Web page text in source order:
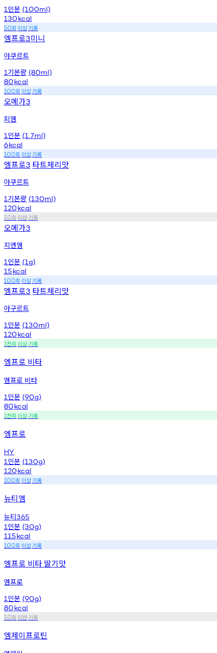
1 인분 (100ml)
130kcal
50회 이상기록
엠프로3미니
야쿠르트
1 기본량 (80ml)
80kcal
100회 이상기록
오메가3
피엠
1 인분 (1.7ml)
6kcal
100회 이상기록
엠프로3 타트체리맛
야쿠르트
1 기본량 (130ml)
120kcal
50회 미만기록
오메가3
지엔엠
1 인분 (1g)
15kcal
100회 이상기록
엠프로3 타트체리맛
야구르트
1 인분 (130ml)
120kcal
1천회 이상기록
엠프로 비타
엠프로 비타
1 인분 (90g)
80kcal
1천회 이상기록
엠프로
HY
1 인분 (130g)
120kcal
100회 이상기록
뉴티엠
뉴티365
1 인분 (30g)
115kcal
100회 이상기록
엠프로 비타 딸기맛
엠프로
1 인분 (90g)
80kcal
50회 미만기록
엠제이프로틴